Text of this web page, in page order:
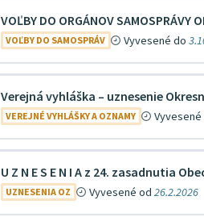
VOĽBY DO ORGÁNOV SAMOSPRÁVY
VOĽBY DO SAMOSPRÁV Vyvesené do
Verejná vyhláška – uznesenie
VEREJNÉ VYHLÁŠKY A OZNAMY Vyvesené
U Z N E S E N I A z 24. zasadnutia
UZNESENIA OZ Vyvesené od 26.2.2026